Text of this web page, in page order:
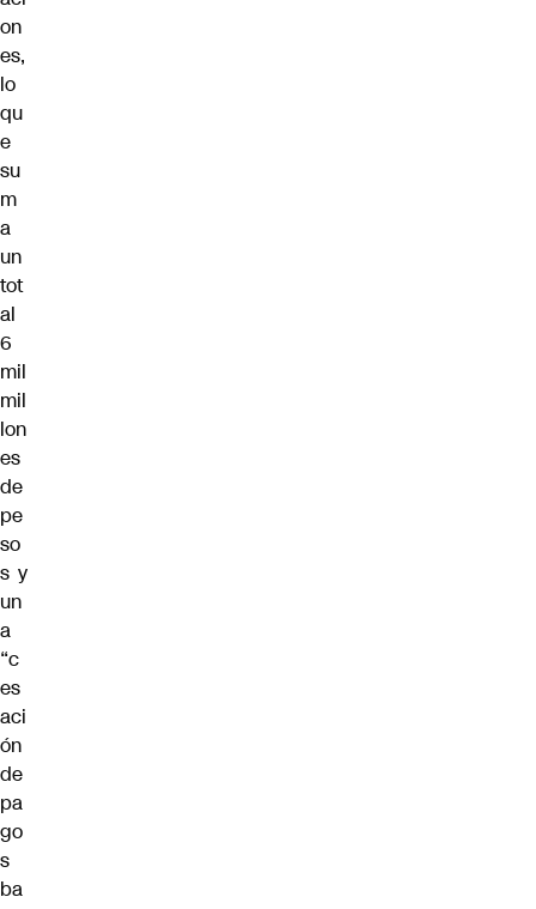
on
es,
lo
qu
e
su
m
a
un
tot
al
6
mil
mil
lon
es
de
pe
so
s y
un
a
“c
es
aci
ón
de
pa
go
s
ba